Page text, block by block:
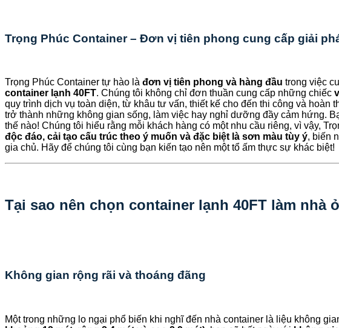
Trọng Phúc Container – Đơn vị tiên phong cung cấp giải
Trọng Phúc Container tự hào là đơn vị tiên phong và hàng đầu trong việc
container lạnh 40FT. Chúng tôi không chỉ đơn thuần cung cấp những chiếc
quy trình dịch vụ toàn diện, từ khâu tư vấn, thiết kế cho đến thi công và
trở thành những không gian sống, làm việc hay nghỉ dưỡng đầy cảm hứng.
thế nào! Chúng tôi hiểu rằng mỗi khách hàng có một nhu cầu riêng, vì vậy,
độc đáo, cải tạo cấu trúc theo ý muốn và đặc biệt là sơn màu tùy ý, biến
gia chủ. Hãy để chúng tôi cùng bạn kiến tạo nên một tổ ấm thực sự khác biệt!
Tại sao nên chọn container lạnh 40FT làm nhà
Không gian rộng rãi và thoáng đãng
Một trong những lo ngại phổ biến khi nghĩ đến nhà container là liệu không